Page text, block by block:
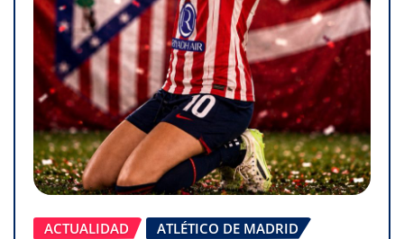
ACTUALIDAD
ATLÉTICO DE MADRID